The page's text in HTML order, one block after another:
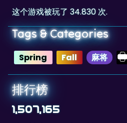
Tags & Categories
Spring Fall 麻将
排行榜
1,507,165
The highscore for this game is
byAntonella,ita